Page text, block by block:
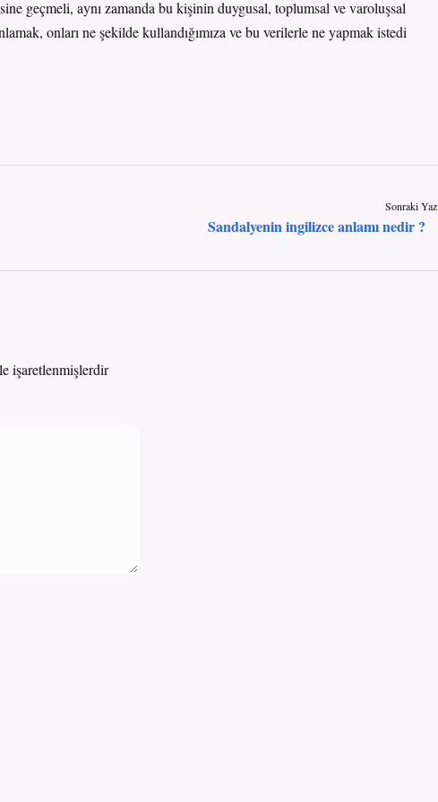
geçmeli, aynı zamanda bu kişinin duygusal, toplumsal ve varoluşsal
onları ne şekilde kullandığımıza ve bu verilerle ne yapmak istedi
Sonraki
Sandalyenin ingilizce anlamı nedir ?
işaretlenmişlerdir